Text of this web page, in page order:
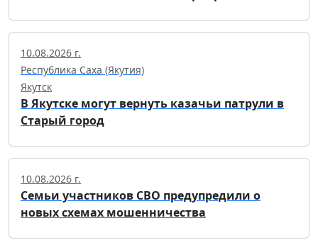
10.08.2026 г.
Республика Саха (Якутия)
Якутск
В Якутске могут вернуть казачьи патрули в
Старый город
10.08.2026 г.
Семьи участников СВО предупредили о
новых схемах мошенничества